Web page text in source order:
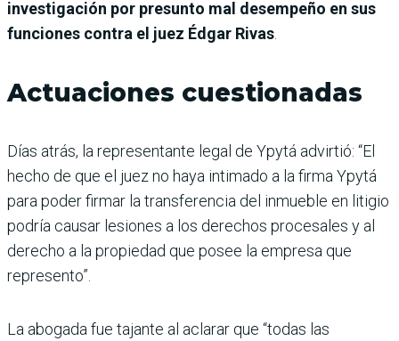
investigación por presunto mal desempeño en sus
funciones contra el juez Édgar Rivas
Actuaciones cuestionadas
Días atrás, la representante legal de Ypytá advirtió: “El
hecho de que el juez no haya intimado a la firma Ypytá
para poder firmar la transferencia del inmueble en litigio
podría causar lesiones a los derechos procesales y al
derecho a la propiedad que posee la empresa que
represento”.
La abogada fue tajante al aclarar que “todas las